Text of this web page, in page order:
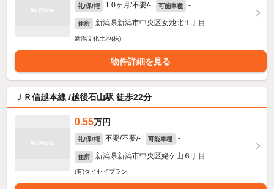
礼/保/権 1.0ヶ月/不要/- 可能車種 -
住所 新潟県新潟市中央区女池北１丁目
新潟文化土地(株)
物件詳細を見る
ＪＲ信越本線 /越後石山駅 徒歩22分
0.55万円
礼/保/権 不要/不要/- 可能車種 -
住所 新潟県新潟市中央区姥ケ山６丁目
(有)タイセイプラン